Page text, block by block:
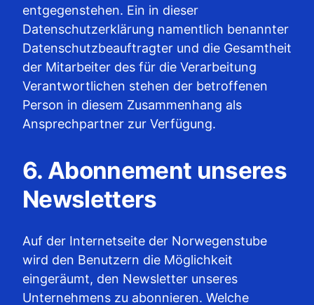
entgegenstehen. Ein in dieser
Datenschutzerklärung namentlich benannter
Datenschutzbeauftragter und die Gesamtheit
der Mitarbeiter des für die Verarbeitung
Verantwortlichen stehen der betroffenen
Person in diesem Zusammenhang als
Ansprechpartner zur Verfügung.
6. Abonnement unseres
Newsletters
Auf der Internetseite der Norwegenstube
wird den Benutzern die Möglichkeit
eingeräumt, den Newsletter unseres
Unternehmens zu abonnieren. Welche